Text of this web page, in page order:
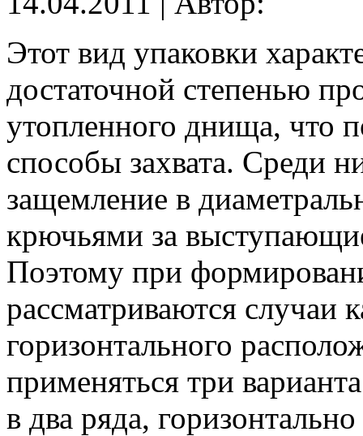
Этот вид упаковки
достаточной степенью
утопленного днища, что
способы захвата. Среди
защемление в
крючьями за
Поэтому при
рассматриваются случаи
горизонтального
применяться три
в два ряда,